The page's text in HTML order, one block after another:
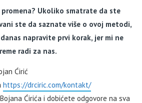
promena? Ukoliko smatrate da ste
ste da saznate više o ovoj metodi,
napravite prvi korak, jer mi ne
radi za nas.
Ćirić
https://drciric.com/kontakt/
Ćirića i dobićete odgovore na sva